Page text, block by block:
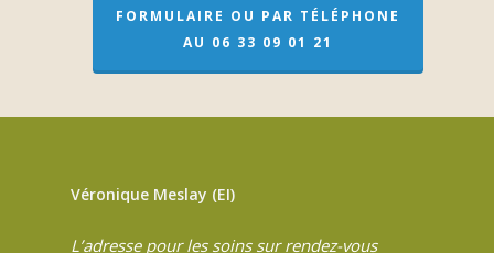
FORMULAIRE OU PAR TÉLÉPHONE
AU 06 33 09 01 21
Véronique Meslay (EI)
L’adresse pour les soins sur rendez-vous